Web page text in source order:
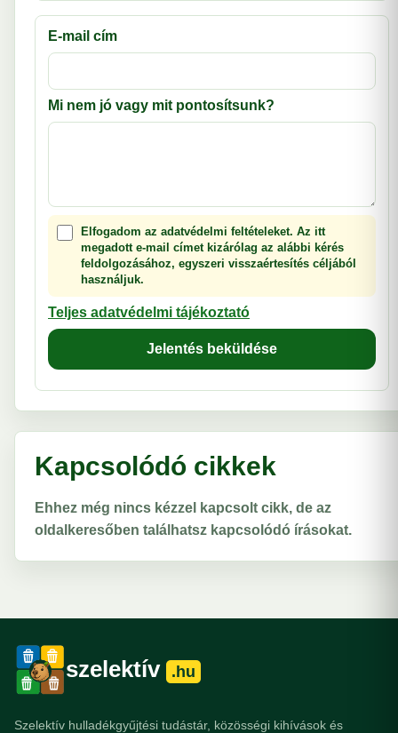
E-mail cím
Mi nem jó vagy mit pontosítsunk?
Elfogadom az adatvédelmi feltételeket. Az itt
megadott e-mail címet kizárólag az alábbi kérés
feldolgozásához, egyszeri visszaértesítés céljából
használjuk.
Teljes adatvédelmi tájékoztató
Jelentés beküldése
Kapcsolódó cikkek
Ehhez még nincs kézzel kapcsolt cikk, de az
oldalkeresőben találhatsz kapcsolódó írásokat.
szelektív .hu
Szelektív hulladékgyűjtési tudástár, közösségi kihívások és